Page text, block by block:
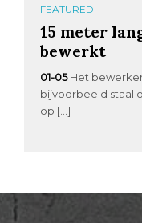
FEATURED
15 meter
bewerkt
01-05 Het
bijvoorbeeld staal
op […]